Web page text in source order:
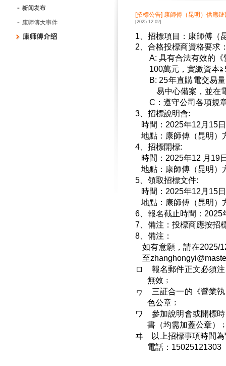
[招標公告] 康師傅（昆明）供應
[2025-12-02]
1、招標項目：康師傅（
2、合格投標商資格要求
A: 具有合法有效的
100萬元，實繳資本
B: 25年直購電交易
易中心備案，並在
C：遵守公司各項規
3、招標說明會:
時間：2025年12月15
地點：康師傅（昆明）
4、招標開標:
時間：2025年12 月19
地點：康師傅（昆明）
5、領取招標文件:
時間：2025年12月15
地點：康師傅（昆明）
6、報名截止時間：2025
7、備注：投標商應按招
8、備注：
如有意願，請在2025/
至
ロ
報名郵件正文必須
無效﹔
ヮ
三証合一的《營業
色公章﹔
ワ
參加說明會或開標
書（均需加蓋公章）
ヰ
以上招標事項時間
電話：15025121303